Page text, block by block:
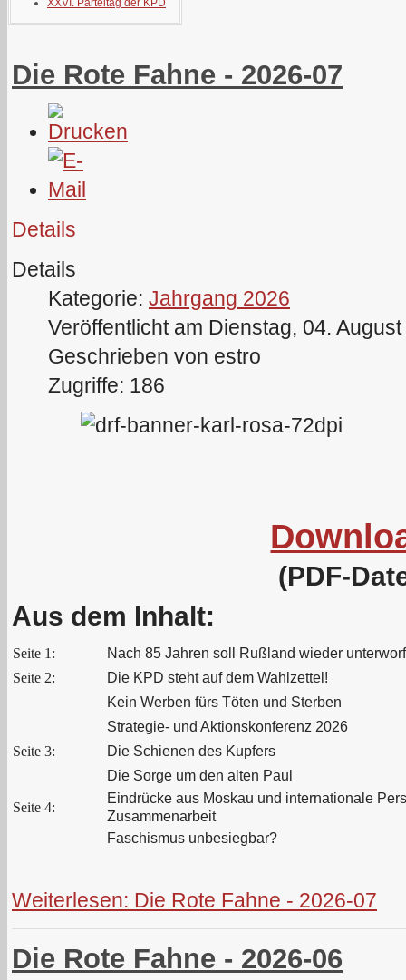
XXVI. Parteitag der KPD
Die Rote Fahne - 2026-07
Details
Details
Kategorie: Jahrgang 2026
Veröffentlicht am Dienstag, 04.
Geschrieben von estro
Zugriffe: 186
(PDF-
Aus dem Inhalt:
Seite 1:
Nach 85 Jahren soll Rußland wieder
Seite 2:
Die KPD steht auf dem Wahlzettel!
Kein Werben fürs Töten und Sterben
Strategie- und Aktionskonferenz 2026
Seite 3:
Die Schienen des Kupfers
Die Sorge um den alten Paul
Seite 4:
Eindrücke aus Moskau und internationale
Zusammenarbeit
Faschismus unbesiegbar?
Weiterlesen: Die Rote Fahne - 2026-07
Die Rote Fahne - 2026-06